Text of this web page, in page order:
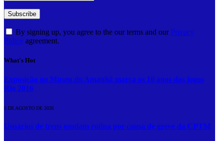
By signing up, you agree to the our terms and our Privacy
Policy agreement.
What's Hot
Exposição no Museu do Amanhã marca os 10 anos dos jogos
Rio 2016
5 DE AGOSTO DE 2026
Usuários de trens mudam rotina por causa de greve da CPTM